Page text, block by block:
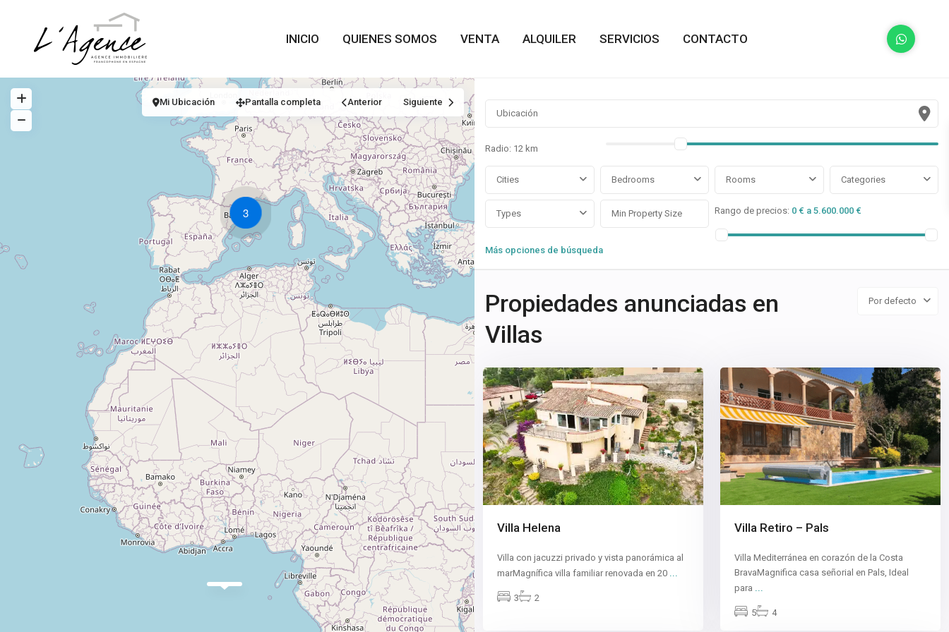
INICIO QUIENES SOMOS VENTA ALQUILER SERVICIOS CONTACTO
3
Mi Ubicación Pantalla completa Anterior Siguiente
Radio: 12 km
Cities Bedrooms Rooms Categories
Types Rango de precios: 0 € a 5.600.000 €
Más opciones de búsqueda
Por defecto
Propiedades anunciadas en
Villas
2
Villa Helena
Villa con jacuzzi privado y vista panorámica al
marMagnífica villa familiar renovada en 20 ...
3 2
Villa Retiro – Pals
Villa Mediterránea en corazón de la Costa
BravaMagnifica casa señorial en Pals, Ideal
para ...
5 4